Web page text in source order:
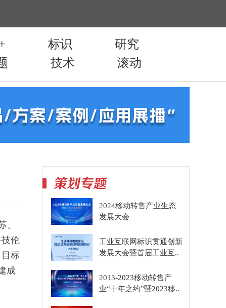
、
伦
标
成
2024移动转售产业生态
发展大会
工业互联网标识贯通创新
发展大会暨首届工业互..
2013-2023移动转售产
业“十年之约”暨2023移..